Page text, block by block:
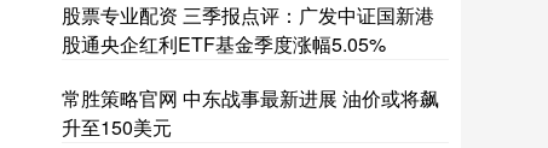
股票专业配资 三季报点评：广发中证国新港
股通央企红利ETF基金季度涨幅5.05%
常胜策略官网 中东战事最新进展 油价或将飙
升至150美元